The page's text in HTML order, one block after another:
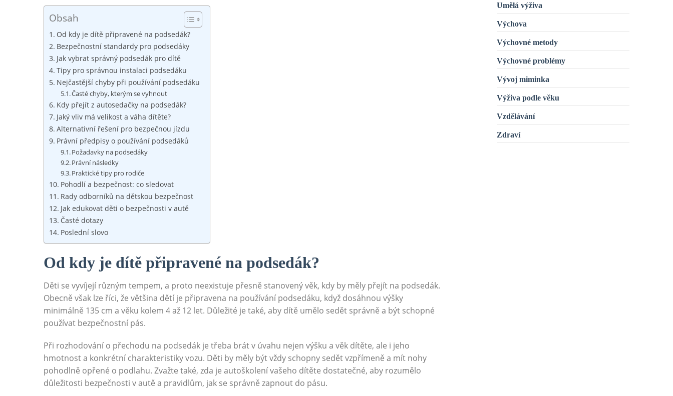
Obsah
Od kdy je dítě připravené na podsedák?
Bezpečnostní standardy pro podsedáky
Jak vybrat správný podsedák pro dítě
Tipy pro správnou instalaci podsedáku
Nejčastější chyby při používání podsedáku
Časté chyby, kterým se vyhnout
Kdy přejít z autosedačky na podsedák?
Jaký vliv má velikost a váha dítěte?
Alternativní řešení pro bezpečnou jízdu
Právní předpisy o používání podsedáků
Požadavky na podsedáky
Právní následky
Praktické tipy pro rodiče
Pohodlí a bezpečnost: co sledovat
Rady odborníků na dětskou bezpečnost
Jak edukovat děti o bezpečnosti v autě
Časté dotazy
Poslední slovo
Od kdy je dítě připravené na podsedák?
Děti se vyvíjejí různým tempem, a proto neexistuje přesně stanovený věk, kdy by měly přejít na podsedák.
Obecně však lze říci, že většina dětí je připravena na používání podsedáku, když dosáhnou výšky
minimálně 135 cm a věku kolem 4 až 12 let. Důležité je také, aby dítě umělo sedět správně a být schopné
používat bezpečnostní pás.
Při rozhodování o přechodu na podsedák je třeba brát v úvahu nejen výšku a věk dítěte, ale i jeho
hmotnost a konkrétní charakteristiky vozu. Děti by měly být vždy schopny sedět vzpřímeně a mít nohy
pohodlně opřené o podlahu. Zvažte také, zda je autoškolení vašeho dítěte dostatečné, aby rozumělo
důležitosti bezpečnosti v autě a pravidlům, jak se správně zapnout do pásu.
Umělá výživa
Výchova
Výchovné metody
Výchovné problémy
Vývoj miminka
Výživa podle věku
Vzdělávání
Zdraví